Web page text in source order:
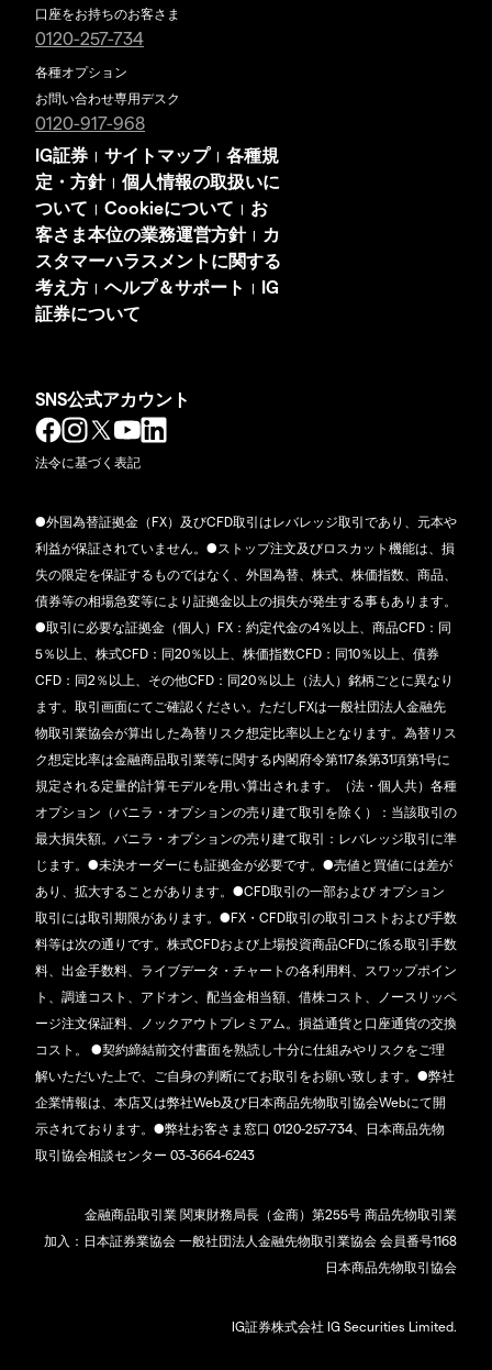
口座をお持ちのお客さま
0120-257-734
各種オプション
お問い合わせ専用デスク
0120-917-968
IG証券 | サイトマップ | 各種規
定・方針| 個人情報の取扱いに
ついて | Cookieについて | お
客さま本位の業務運営方針|
カ
スタマーハラスメントに関する
考え方 | ヘルプ＆サポート | IG
証券について
SNS公式アカウント
法令に基づく表記
●外国為替証拠金（FX）及びCFD取引はレバレッジ取引であり、元本や
利益が保証されていません。●ストップ注文及びロスカット機能は、損
失の限定を保証するものではなく、外国為替、株式、株価指数、商品、
債券等の相場急変等により証拠金以上の損失が発生する事もあります。
●取引に必要な証拠金（個人）FX：約定代金の4％以上、商品CFD：同
5％以上、株式CFD：同20％以上、株価指数CFD：同10％以上、債券
CFD：同2％以上、その他CFD：同20％以上（法人）銘柄ごとに異なり
ます。取引画面にてご確認ください。ただしFXは一般社団法人金融先
物取引業協会が算出した為替リスク想定比率以上となります。為替リス
ク想定比率は金融商品取引業等に関する内閣府令第117条第31項第1号に
規定される定量的計算モデルを用い算出されます。（法・個人共）各種
オプション（バニラ・オプションの売り建て取引を除く）：当該取引の
最大損失額。バニラ・オプションの売り建て取引：レバレッジ取引に準
じます。●未決オーダーにも証拠金が必要です。●売値と買値には差が
あり、拡大することがあります。●CFD取引の一部および オプション
取引には取引期限があります。●FX・CFD取引の取引コストおよび手数
料等は次の通りです。株式CFDおよび上場投資商品CFDに係る取引手数
料、出金手数料、ライブデータ・チャートの各利用料、スワップポイン
ト、調達コスト、アドオン、配当金相当額、借株コスト、ノースリッペ
ージ注文保証料、ノックアウトプレミアム。損益通貨と口座通貨の交換
コスト。 ●契約締結前交付書面を熟読し十分に仕組みやリスクをご理
解いただいた上で、ご自身の判断にてお取引をお願い致します。●弊社
企業情報は、本店又は弊社Web及び日本商品先物取引協会Webにて開
示されております。●弊社お客さま窓口 0120-257-734、日本商品先物
取引協会相談センター 03-3664-6243
金融商品取引業 関東財務局長（金商）第255号 商品先物取引業
加入：日本証券業協会 一般社団法人金融先物取引業協会 会員番号1168
日本商品先物取引協会
IG証券株式会社 IG Securities Limited.